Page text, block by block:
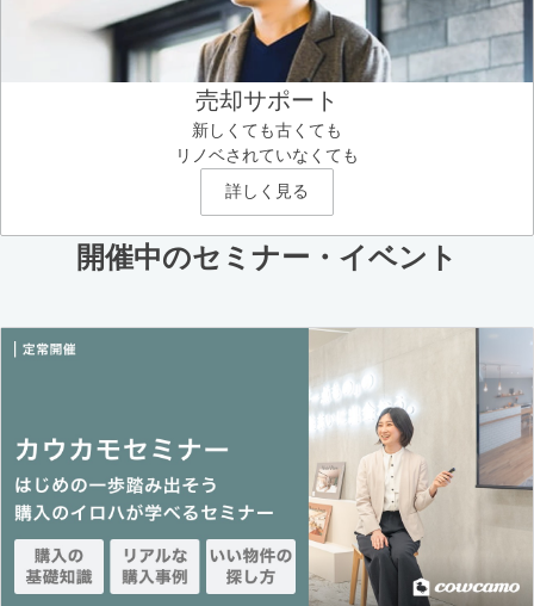
売却サポート
新しくても古くても
リノベされていなくても
詳しく見る
開催中のセミナー・イベント